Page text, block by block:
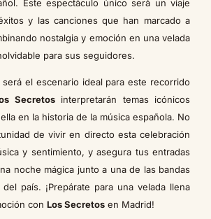
Este espectáculo único será un viaje
y las canciones que han marcado a
nostalgia y emoción en una velada
para sus seguidores.
será el escenario ideal para este recorrido
Secretosinterpretarán temas icónicos
en la historia de la música española. No
de vivir en directo esta celebración
y sentimiento, y asegura tus entradas
noche mágica junto a una de las bandas
del país. ¡Prepárate para una velada llena
con Los Secretos en Madrid!